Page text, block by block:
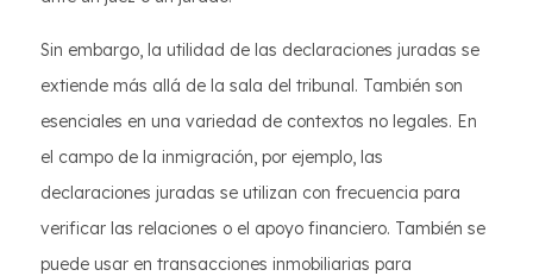
Sin embargo, la utilidad de las declaraciones juradas se
extiende más allá de la sala del tribunal. También son
esenciales en una variedad de contextos no legales. En
el campo de la inmigración, por ejemplo, las
declaraciones juradas se utilizan con frecuencia para
verificar las relaciones o el apoyo financiero. También se
puede usar en transacciones inmobiliarias para